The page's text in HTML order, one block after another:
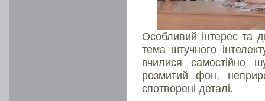
Особливий інтерес та
тема штучного
вчилися самостійно
розмитий фон,
спотворені деталі.